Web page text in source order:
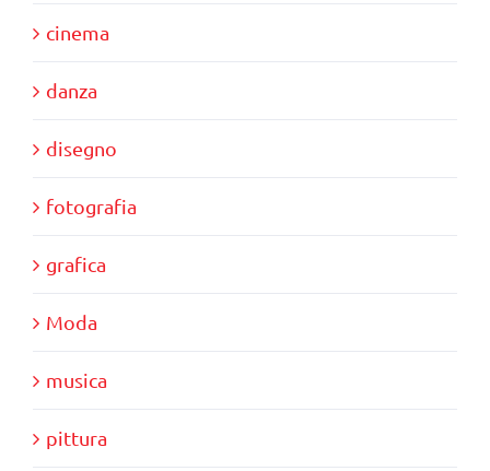
cinema
danza
disegno
fotografia
grafica
Moda
musica
pittura